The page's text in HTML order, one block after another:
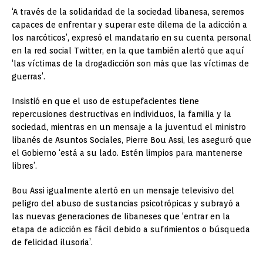
‘A través de la solidaridad de la sociedad libanesa, seremos
capaces de enfrentar y superar este dilema de la adicción a
los narcóticos’, expresó el mandatario en su cuenta personal
en la red social Twitter, en la que también alertó que aquí
‘las víctimas de la drogadicción son más que las víctimas de
guerras’.
Insistió en que el uso de estupefacientes tiene
repercusiones destructivas en individuos, la familia y la
sociedad, mientras en un mensaje a la juventud el ministro
libanés de Asuntos Sociales, Pierre Bou Assi, les aseguró que
el Gobierno ‘está a su lado. Estén limpios para mantenerse
libres’.
Bou Assi igualmente alertó en un mensaje televisivo del
peligro del abuso de sustancias psicotrópicas y subrayó a
las nuevas generaciones de libaneses que ‘entrar en la
etapa de adicción es fácil debido a sufrimientos o búsqueda
de felicidad ilusoria’.